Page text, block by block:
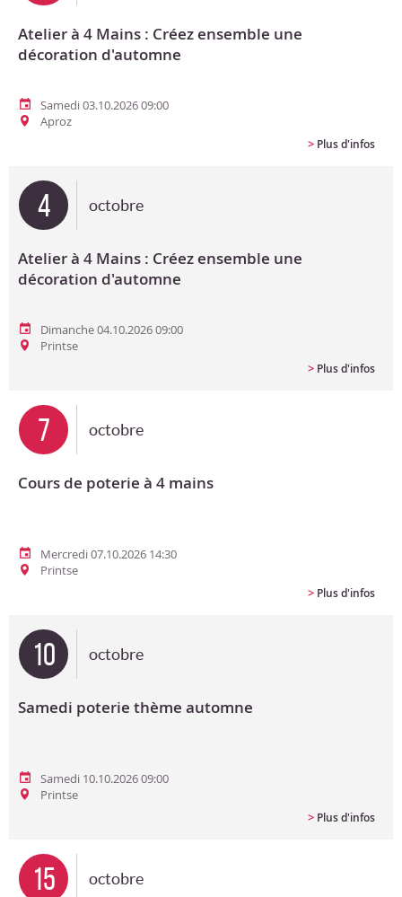
Atelier à 4 Mains : Créez ensemble une
décoration d'automne
Samedi 03.10.2026 09:00
Aproz
> Plus d'infos
4 octobre
Atelier à 4 Mains : Créez ensemble une
décoration d'automne
Dimanche 04.10.2026 09:00
Printse
> Plus d'infos
7 octobre
Cours de poterie à 4 mains
Mercredi 07.10.2026 14:30
Printse
> Plus d'infos
10 octobre
Samedi poterie thème automne
Samedi 10.10.2026 09:00
Printse
> Plus d'infos
15 octobre